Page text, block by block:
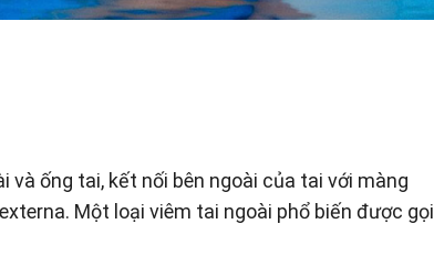
ống tai, kết nối bên ngoài của tai với màng
Một loại viêm tai ngoài phổ biến được gọi